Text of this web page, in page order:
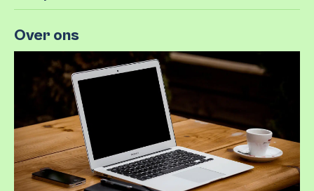
Over ons